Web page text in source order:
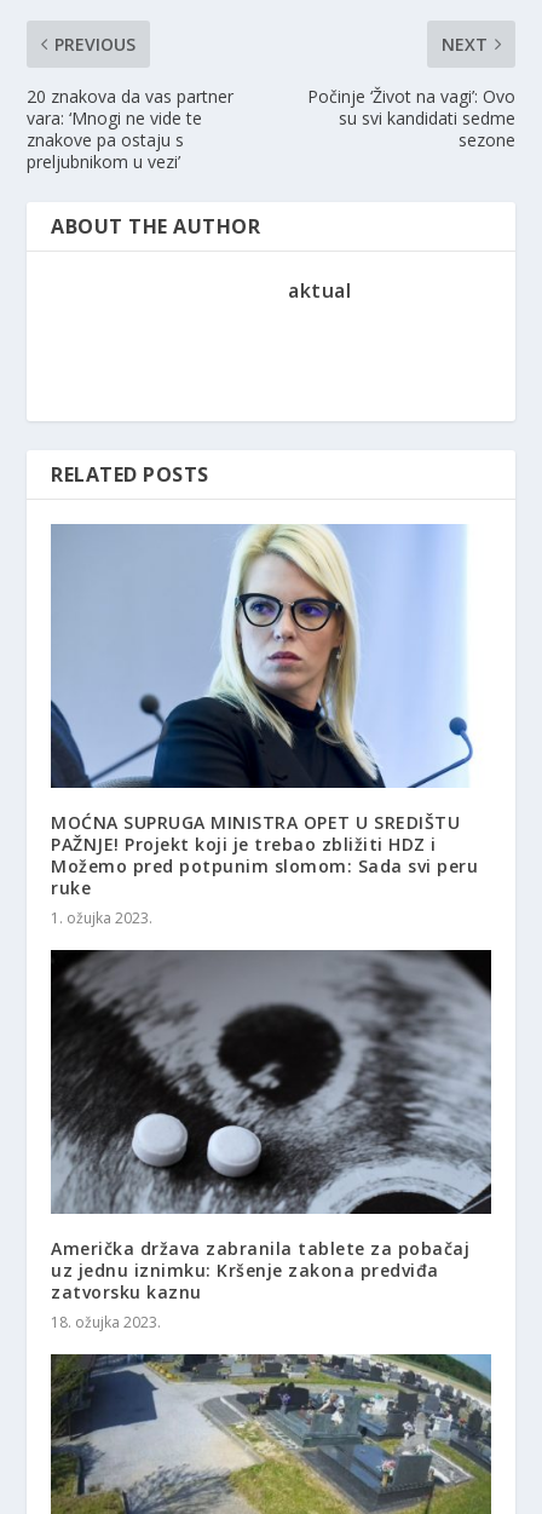
PREVIOUS
20 znakova da vas partner
vara: ‘Mnogi ne vide te
znakove pa ostaju s
preljubnikom u vezi’
NEXT
Počinje ‘Život na vagi’: Ovo
su svi kandidati sedme
sezone
ABOUT THE AUTHOR
aktual
RELATED POSTS
MOĆNA SUPRUGA MINISTRA OPET U SREDIŠTU
PAŽNJE! Projekt koji je trebao zbližiti HDZ i
Možemo pred potpunim slomom: Sada svi peru
ruke
1. ožujka 2023.
Američka država zabranila tablete za pobačaj
uz jednu iznimku: Kršenje zakona predviđa
zatvorsku kaznu
18. ožujka 2023.